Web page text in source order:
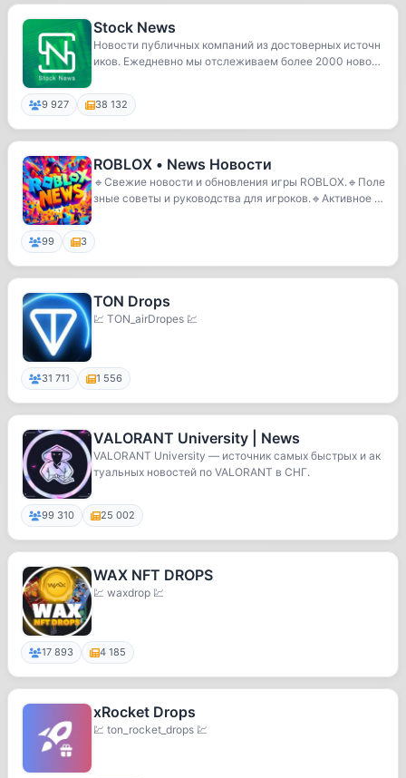
Stock News
Новости публичных компаний из достоверных источн
иков. Ежедневно мы отслеживаем более 2000 новост
9 927 38 132
ROBLOX • News Новости
🔹Свежие новости и обновления игры ROBLOX.🔹Поле
зные советы и руководства для игроков.🔹Активное и
99 3
TON Drops
💹 TON_airDropes 💹
31 711 1 556
VALORANT University | News
VALORANT University — источник самых быстрых и ак
туальных новостей по VALORANT в СНГ.
99 310 25 002
WAX NFT DROPS
💹 waxdrop 💹
17 893 4 185
xRocket Drops
💹 ton_rocket_drops 💹